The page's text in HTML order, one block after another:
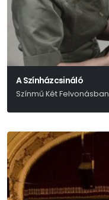
A Színházcsináló
Színmű Két Felvonásban